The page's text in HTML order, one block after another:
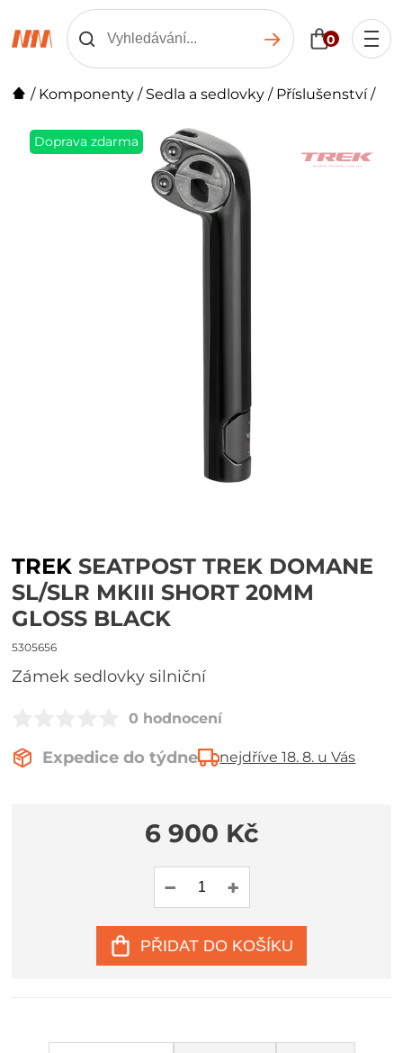
0
/ Komponenty / Sedla a sedlovky / Příslušenství/
Doprava zdarma
TREK SEATPOST TREK DOMANE
SL/SLR MKIII SHORT 20MM
GLOSS BLACK
5305656
Zámek sedlovky silniční
0 hodnocení
Expedice do týdne nejdříve 18. 8. u Vás
6 900 Kč
PŘIDAT DO KOŠÍKU